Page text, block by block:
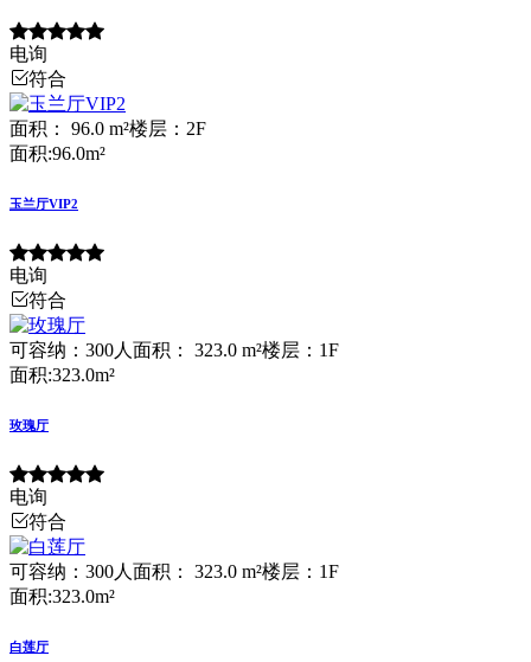
电询
符合
面积： 96.0 m²楼层：2F
面积:96.0m²
玉兰厅VIP2
电询
符合
可容纳：300人 面积： 323.0 m²楼层：1F
面积:323.0m²
玫瑰厅
电询
符合
可容纳：300人 面积： 323.0 m²楼层：1F
面积:323.0m²
白莲厅